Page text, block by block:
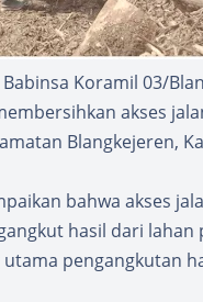
Koramil 03/
akses
Blangkejeren,
bahwa akses
hasil dari lahan
pengangkutan